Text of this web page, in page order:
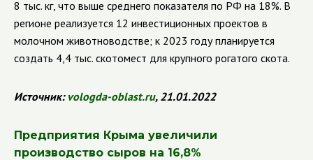
8 тыс. кг, что выше среднего показателя по РФ на 18%. В
регионе реализуется 12 инвестиционных проектов в
молочном животноводстве; к 2023 году планируется
создать 4,4 тыс. скотомест для крупного рогатого скота.
Источник:vologda-oblast.ru, 21.01.2022
Предприятия Крыма увеличили
производство сыров на 16,8%